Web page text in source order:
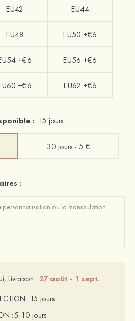
EU42 EU44
EU48 EU50 +€6
+€6 EU56 +€6
+€6 EU62 +€6
: 15 jours
30 jours - 5 €
:
Livraison : 27 août - 1 sept.
: 15 jours
:5-10 jours